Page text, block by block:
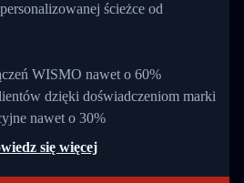
ścieżce od
WISMO nawet o 60%
dzięki doświadczeniom marki
nawet o 30%
się więcej